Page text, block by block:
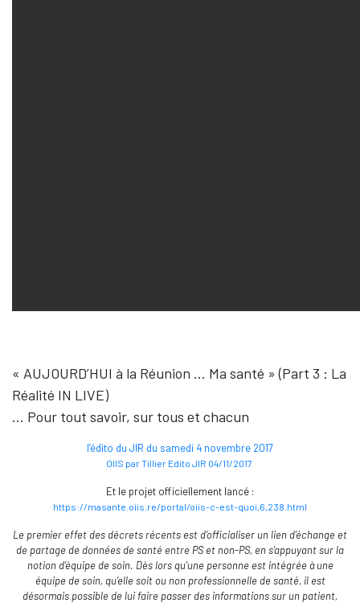
« AUJOURD’HUI à la Réunion … Ma santé » (Part 3 : La
Réalité IN LIVE)
… Pour tout savoir, sur tous et chacun
l’édito du JIR du samedi 4 novembre 2017
OIIS par Tillier Edito JIR 04/11/2017
Et le projet officiellement lancé :
https://masante.oiis.re/portal/oiis-c-est-quoi,6,238.html
Le premier effet des décrets récents est d’officialiser un lien d’échange et
de partage de données de santé entre PS et non-PS, en s’appuyant sur la
notion d’équipe de soin. Dès lors qu’une personne est intégrée à une
équipe de soin, qu’elle soit ou non professionnelle de santé, il est
désormais possible de lui faire passer des informations sur un patient,